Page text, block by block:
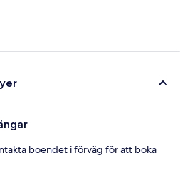
boendet i förväg för att boka